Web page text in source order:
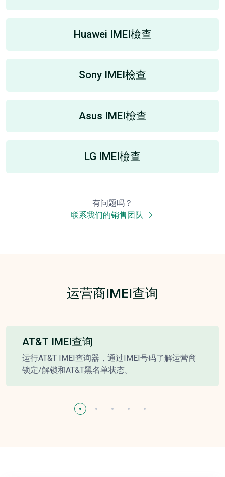
Huawei IMEI檢查
Sony IMEI檢查
Asus IMEI檢查
LG IMEI檢查
有问题吗？
联系我们的销售团队
运营商IMEI查询
AT&T IMEI查询
运行AT&T IMEI查询器，通过IMEI号码了解运营商
锁定/解锁和AT&T黑名单状态。